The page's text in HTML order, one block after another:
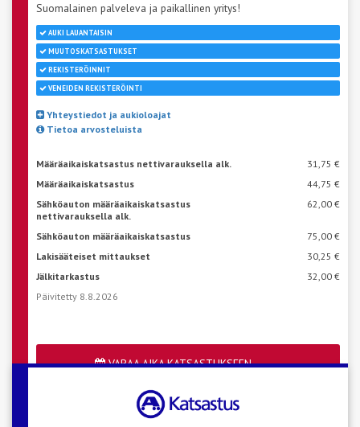
Suomalainen palveleva ja paikallinen yritys!
AUKI LAUANTAISIN
MUUTOSKATSASTUKSET
REKISTERÖINNIT
VENEIDEN REKISTERÖINTI
Yhteystiedot ja aukioloajat
Tietoa arvosteluista
Määräaikaiskatsastus nettivarauksella alk.
31,75 €
Määräaikaiskatsastus
44,75 €
Sähköauton määräaikaiskatsastus
nettivarauksella alk.
62,00 €
Sähköauton määräaikaiskatsastus
75,00 €
Lakisääteiset mittaukset
30,25 €
Jälkitarkastus
32,00 €
Päivitetty 8.8.2026
VARAA AIKA KATSASTUKSEEN
Katso aseman vapaat ajat